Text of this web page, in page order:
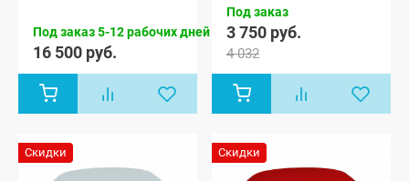
Под заказ 5-12 рабочих дней
16 500 руб.
Под заказ
3 750 руб.
4 032
Скидки Скидки